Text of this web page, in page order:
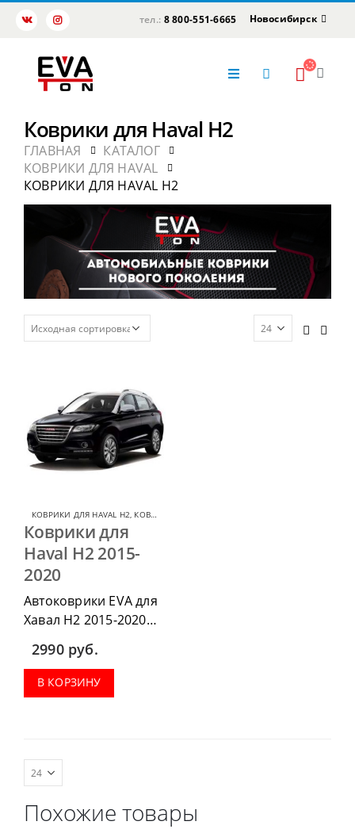
тел.: 8 800-551-6665 Новосибирск
Коврики для Haval H2
ГЛАВНАЯ
КАТАЛОГ
КОВРИКИ ДЛЯ HAVAL
КОВРИКИ ДЛЯ HAVAL H2
КОВРИКИ ДЛЯ HAVAL H2, КОВРИКИ ДЛЯ HAVAL
Коврики для
Haval H2 2015-
2020
Автоковрики EVA для
Хавал Н2 2015-2020
г.в. можно
приобрести в
комплектации:
водительский коврик,
2990 руб.
В КОРЗИНУ
Похожие товары